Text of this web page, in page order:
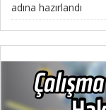
adına hazırlandı